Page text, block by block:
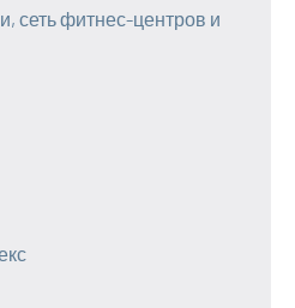
сеть фитнес-центров и